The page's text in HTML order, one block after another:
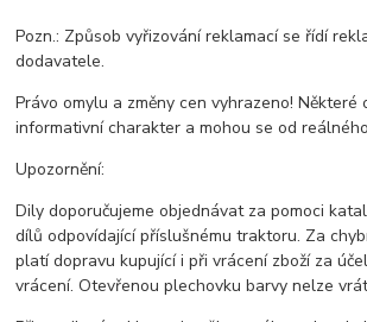
Pozn.: Způsob vyřizování reklamací se řídí
dodavatele.
Právo omylu a změny cen vyhrazeno! Některé
informativní charakter a mohou se od
Upozornění:
Dily doporučujeme objednávat za pomoci
dílů odpovídající příslušnému traktoru. Za
platí dopravu kupující i při vrácení zboží za
vrácení. Otevřenou plechovku barvy nelze